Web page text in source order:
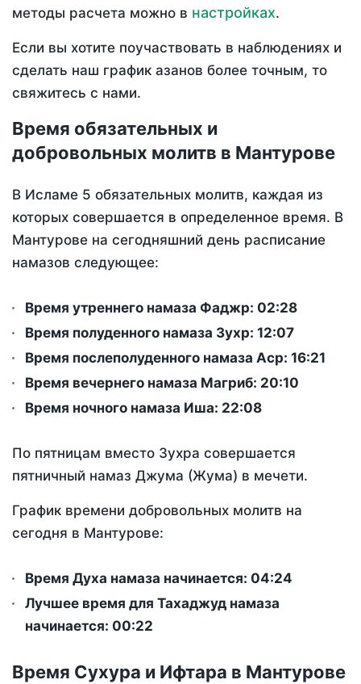
методы расчета можно в настройках.
Если вы хотите поучаствовать в наблюдениях и
сделать наш график азанов более точным, то
свяжитесь с нами.
Время обязательных и
добровольных молитв в Мантурове
В Исламе 5 обязательных молитв, каждая из
которых совершается в определенное время. В
Мантурове на сегодняшний день расписание
намазов следующее:
Время утреннего намаза Фаджр: 02:28
Время полуденного намаза Зухр: 12:07
Время послеполуденного намаза Аср: 16:21
Время вечернего намаза Магриб: 20:10
Время ночного намаза Иша: 22:08
По пятницам вместо Зухра совершается
пятничный намаз Джума (Жума) в мечети.
График времени добровольных молитв на
сегодня в Мантурове:
Время Духа намаза начинается: 04:24
Лучшее время для Тахаджуд намаза
начинается: 00:22
Время Сухура и Ифтара в Мантурове